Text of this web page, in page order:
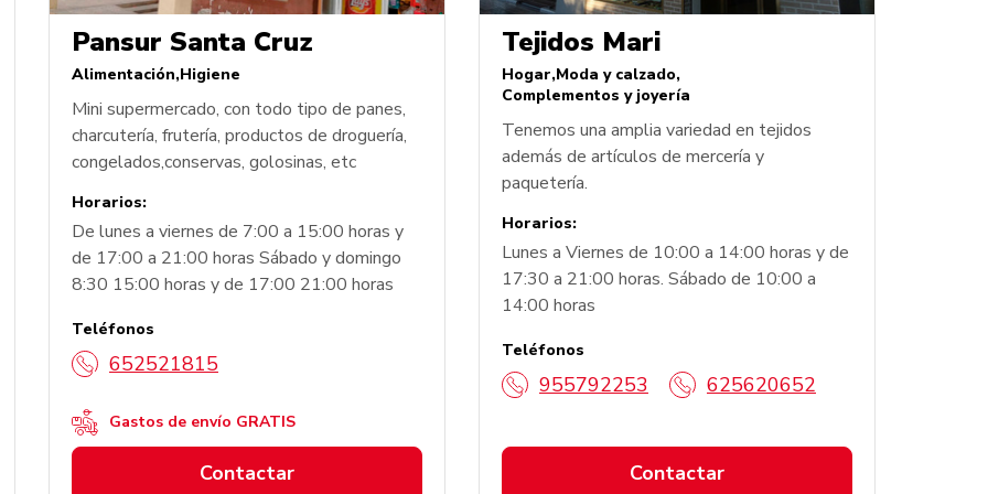
Pansur Santa Cruz
Alimentación Higiene
Mini supermercado, con todo tipo de panes,
charcutería, frutería, productos de droguería,
congelados,conservas, golosinas, etc
Horarios:
De lunes a viernes de 7:00 a 15:00 horas y
de 17:00 a 21:00 horas Sábado y domingo
8:30 15:00 horas y de 17:00 21:00 horas
Teléfonos
652521815
Gastos de envío GRATIS
Contactar
Tejidos Mari
Hogar Moda y calzado
Complementos y joyería
Tenemos una amplia variedad en tejidos
además de artículos de mercería y
paquetería.
Horarios:
Lunes a Viernes de 10:00 a 14:00 horas y de
17:30 a 21:00 horas. Sábado de 10:00 a
14:00 horas
Teléfonos
955792253 625620652
Contactar